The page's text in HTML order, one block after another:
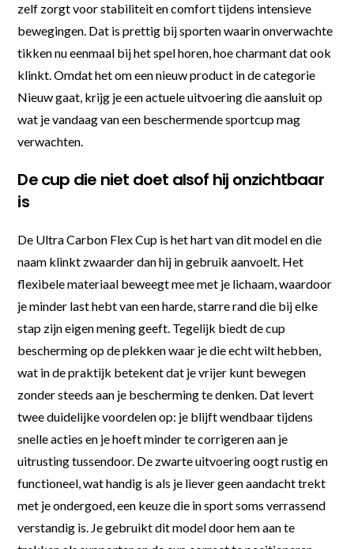
zelf zorgt voor stabiliteit en comfort tijdens intensieve
bewegingen. Dat is prettig bij sporten waarin onverwachte
tikken nu eenmaal bij het spel horen, hoe charmant dat ook
klinkt. Omdat het om een nieuw product in de categorie
Nieuw gaat, krijg je een actuele uitvoering die aansluit op
wat je vandaag van een beschermende sportcup mag
verwachten.
De cup die niet doet alsof hij onzichtbaar
is
De Ultra Carbon Flex Cup is het hart van dit model en die
naam klinkt zwaarder dan hij in gebruik aanvoelt. Het
flexibele materiaal beweegt mee met je lichaam, waardoor
je minder last hebt van een harde, starre rand die bij elke
stap zijn eigen mening geeft. Tegelijk biedt de cup
bescherming op de plekken waar je die echt wilt hebben,
wat in de praktijk betekent dat je vrijer kunt bewegen
zonder steeds aan je bescherming te denken. Dat levert
twee duidelijke voordelen op: je blijft wendbaar tijdens
snelle acties en je hoeft minder te corrigeren aan je
uitrusting tussendoor. De zwarte uitvoering oogt rustig en
functioneel, wat handig is als je liever geen aandacht trekt
met je ondergoed, een keuze die in sport soms verrassend
verstandig is. Je gebruikt dit model door hem aan te